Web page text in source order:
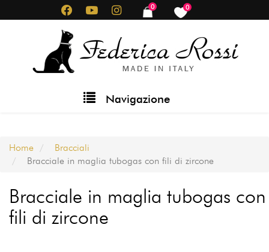
al
0
items
0
items
Navigazione
Home
Bracciali
Bracciale in maglia tubogas con fili di zircone
Bracciale in maglia tubogas con
fili di zircone